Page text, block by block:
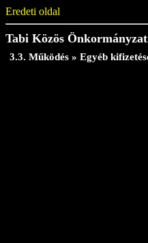
Eredeti oldal
Tabi Közös
3.3. Működés » Egyéb